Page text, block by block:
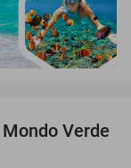
25%
Verde